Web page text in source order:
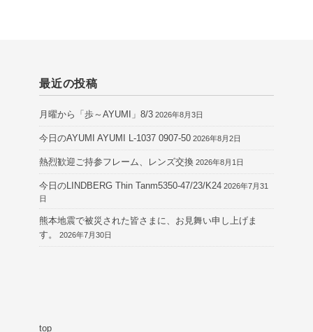
最近の投稿
月曜から「歩～AYUMI」8/3 2026年8月3日
今日のAYUMI AYUMI L-1037 0907-50 2026年8月2日
熱烈歓迎ご持参フレーム、レンズ交換 2026年8月1日
今日のLINDBERG Thin Tanm5350-47/23/K24 2026年7月31
日
熊本地震で被災された皆さまに、お見舞い申し上げま
す。
2026年7月30日
top